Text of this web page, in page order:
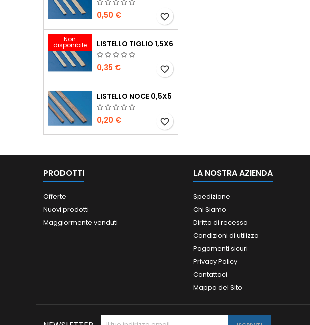
0,50 € favorite_border
Non
disponibile LISTELLO TIGLIO 1,5X6
0,35 € favorite_border
LISTELLO NOCE 0,5X5
0,20 € favorite_border
PRODOTTI
Offerte
Nuovi prodotti
Maggiormente venduti
LA NOSTRA AZIENDA
Spedizione
Chi Siamo
Diritto di recesso
Condizioni di utilizzo
Pagamenti sicuri
Privacy Policy
Contattaci
Mappa del Sito